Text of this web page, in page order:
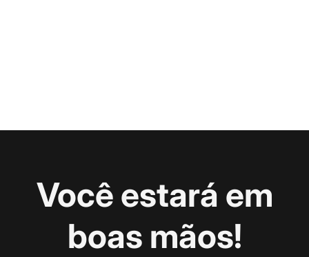
Você estará em
boas mãos!